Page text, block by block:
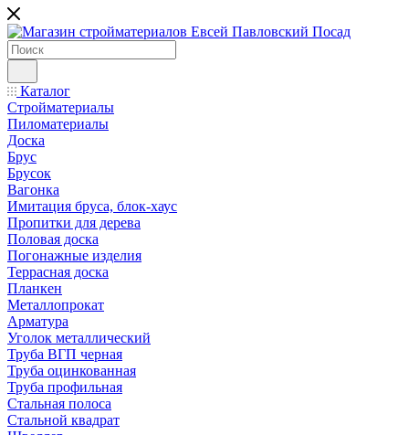
Каталог
Стройматериалы
Пиломатериалы
Доска
Брус
Брусок
Вагонка
Имитация бруса, блок-хаус
Пропитки для дерева
Половая доска
Погонажные изделия
Террасная доска
Планкен
Металлопрокат
Арматура
Уголок металлический
Труба ВГП черная
Труба оцинкованная
Труба профильная
Стальная полоса
Стальной квадрат